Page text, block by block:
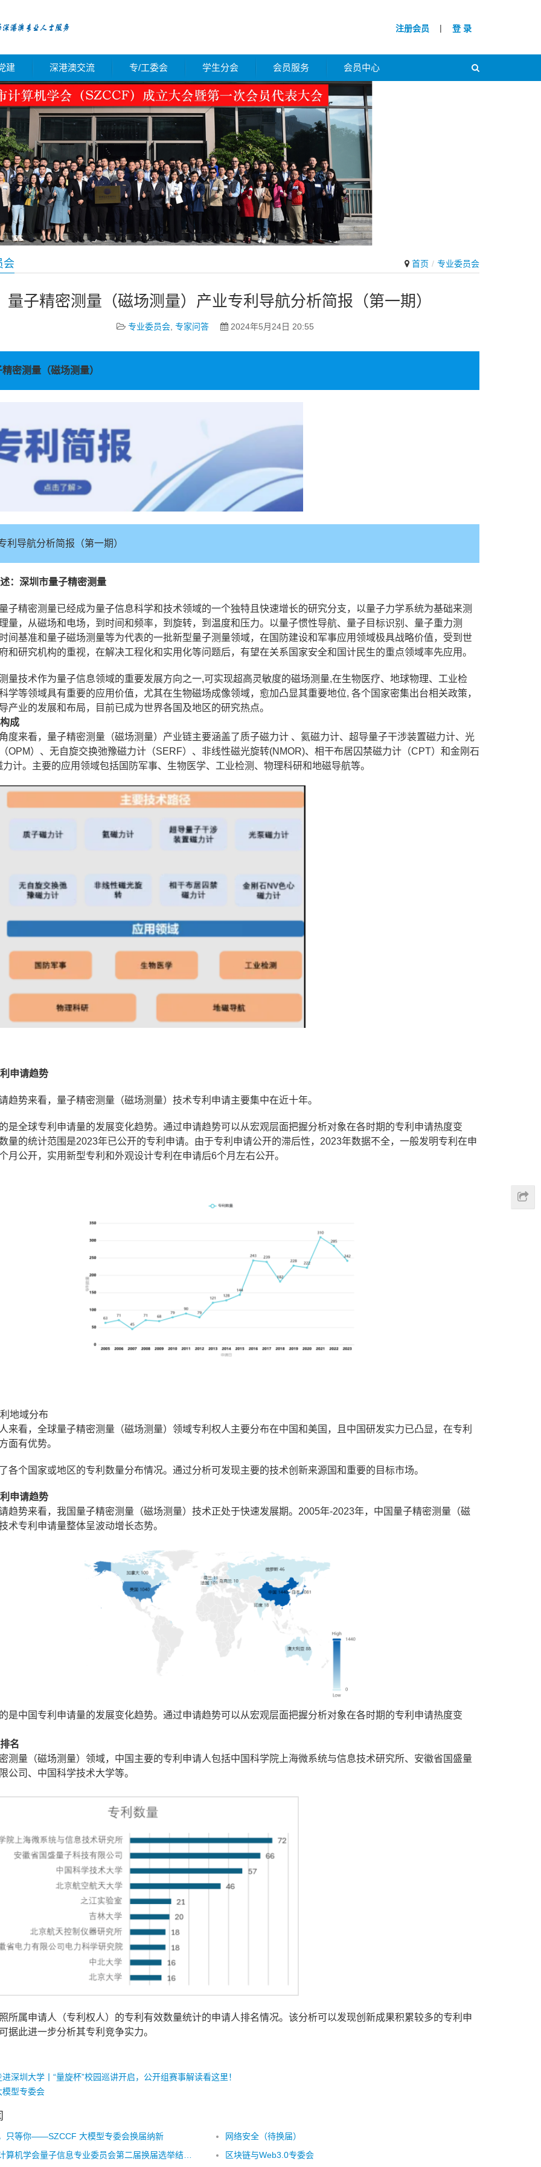
注册会员 | 登 录
建 深港澳交流 专/工委会 学生分会 会员服务 会员中心
首页 专业委员会
会
量子精密测量（磁场测量）产业专利导航分析简报（第一期）
专业委员会 专家问答 2024年5月24日 20:55
密测量（磁场测量）
利导航分析简报（第一期）
：深圳市量子精密测量
子精密测量已经成为量子信息科学和技术领域的一个独特且快速增长的研究分支，以量子力学系统为基础来测
量，从磁场和电场，到时间和频率，到旋转，到温度和压力。以量子惯性导航、量子目标识别、量子重力测
间基准和量子磁场测量等为代表的一批新型量子测量领域，在国防建设和军事应用领域极具战略价值，受到世
和研究机构的重视，在解决工程化和实用化等问题后，有望在关系国家安全和国计民生的重点领域率先应用。
量技术作为量子信息领域的重要发展方向之一,可实现超高灵敏度的磁场测量,在生物医疗、地球物理、工业检
学等领域具有重要的应用价值，尤其在生物磁场成像领域，愈加凸显其重要地位, 各个国家密集出台相关政策，
产业的发展和布局，目前已成为世界各国及地区的研究热点。
成
度来看，量子精密测量（磁场测量）产业链主要涵盖了质子磁力计 、氦磁力计、超导量子干涉装置磁力计、光
OPM）、无自旋交换弛豫磁力计（SERF）、非线性磁光旋转(NMOR)、相干布居囚禁磁力计（CPT）和金刚石
计。主要的应用领域包括国防军事、生物医学、工业检测、物理科研和地磁导航等。
申请趋势
趋势来看，量子精密测量（磁场测量）技术专利申请主要集中在近十年。
是全球专利申请量的发展变化趋势。通过申请趋势可以从宏观层面把握分析对象在各时期的专利申请热度变
量的统计范围是2023年已公开的专利申请。由于专利申请公开的滞后性，2023年数据不全，一般发明专利在申
月公开，实用新型专利和外观设计专利在申请后6个月左右公开。
地域分布
来看，全球量子精密测量（磁场测量）领域专利权人主要分布在中国和美国，且中国研发实力已凸显，在专利
面有优势。
各个国家或地区的专利数量分布情况。通过分析可发现主要的技术创新来源国和重要的目标市场。
申请趋势
趋势来看，我国量子精密测量（磁场测量）技术正处于快速发展期。2005年-2023年，中国量子精密测量（磁
术专利申请量整体呈波动增长态势。
是中国专利申请量的发展变化趋势。通过申请趋势可以从宏观层面把握分析对象在各时期的专利申请热度变
名
测量（磁场测量）领域，中国主要的专利申请人包括中国科学院上海微系统与信息技术研究所、安徽省国盛量
公司、中国科学技术大学等。
所属申请人（专利权人）的专利有效数量统计的申请人排名情况。该分析可以发现创新成果积累较多的专利申
据此进一步分析其专利竞争实力。
进深圳大学丨“量旋杯”校园巡讲开启，公开组赛事解读看这里！
模型专委会
只等你——SZCCF 大模型专委会换届纳新
网络安全（待换届）
区块链与Web3.0专委会